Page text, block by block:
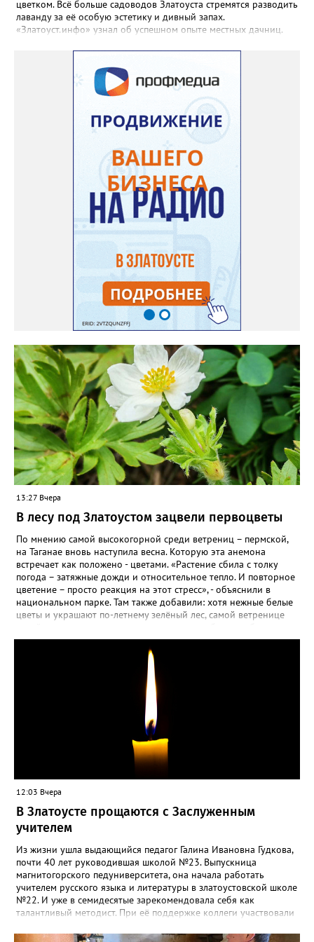
цветком. Всё больше садоводов Златоуста стремятся разводить
лаванду за её особую эстетику и дивный запах.
«Златоуст.инфо» узнал об успешном опыте местных дачниц.
семян (на фото), - отметила «Златоуст.инфо» хозяйка частного
дома Екатерина Бойко. – Посадила вдоль забора, потому что
низины этот цветок не любит. Вот уже второй год растет и
радует меня. Соседи просят саженцы: аромат и до них
доносится. В конце лета собираю лаванду в пучки, сушу –
получаются букеты и саше одновременно. Лаванда широко
используется и в кулинарии». Семена, отметила собеседница
нашего портала, у неё были сорта «Вознесенская узколистная».
Только она хорошо зимует без укрытия. Всхожесть оказалась
на удивление хорошей: из пяти семян из каждой пачки четыре
взошли даже без стратификации. После покупки (по весне)
садовод советует сразу убрать семена в холодильник на два
месяца, а место посадки - мульчировать мелкой корой. Семена
самосевом в ней отлично прорастают. Если иногда срезать
сухие цветы и стряхивать семена вокруг куртины, лаванда
весной прорастет сама. Ещё один секрет – этот символ
Прованса не любит «вкусную» почву. Добавляйте в посадочную
яму гравий и песок – требуется хороший дренаж. В первый год
Екатерина рекомендует цветы убирать, чтобы силы куста
пошли на наращивание корневой системы. А со второго года
пусть лаванда цветёт во всю силу! Фото: Екатерина Бойко,
специально для «Златоуст.инфо». Обсуждение новости здесь
ВКОНТАКТЕ https://vk.com/newszlatoust74
13:27 Вчера
В лесу под Златоустом зацвели первоцветы
По мнению самой высокогорной среди ветрениц – пермской,
на Таганае вновь наступила весна. Которую эта анемона
встречает как положено - цветами. «Растение сбила с толку
погода – затяжные дожди и относительное тепло. И повторное
цветение – просто реакция на этот стресс», - объяснили в
национальном парке. Там также добавили: хотя нежные белые
цветы и украшают по-летнему зелёный лес, самой ветренице
силы перед долгой зимовкой.
12:03 Вчера
В Златоусте прощаются с Заслуженным
учителем
Из жизни ушла выдающийся педагог Галина Ивановна Гудкова,
почти 40 лет руководившая школой №23. Выпускница
магнитогорского педуниверситета, она начала работать
учителем русского языка и литературы в златоустовской школе
№22. И уже в семидесятые зарекомендовала себя как
талантливый методист. При её поддержке коллеги участвовали
«Благодаря её мудрому руководству в школе сформировался